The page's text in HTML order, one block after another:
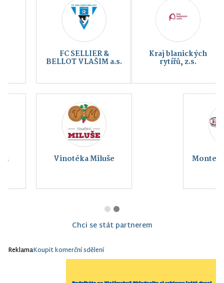
Kraj blanických
rytířů, z.s.
Český svaz ochránců
přírody Vlašim
Montessori Vlašim z.
Chci se stát partnerem
ReklamaKoupit komerční sdělení